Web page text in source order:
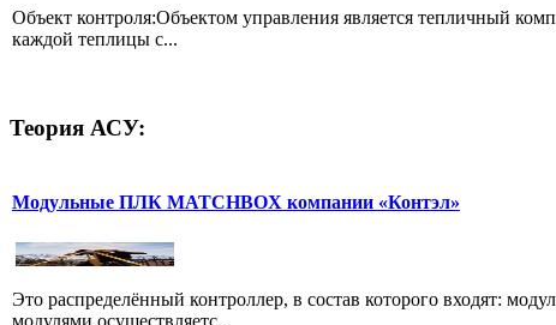
Объект контроля:Объектом управления является тепличный
каждой теплицы с...
Теория АСУ:
Модульные ПЛК MATCHBOX компании «Контэл»
Это распределённый контроллер, в состав которого входят: